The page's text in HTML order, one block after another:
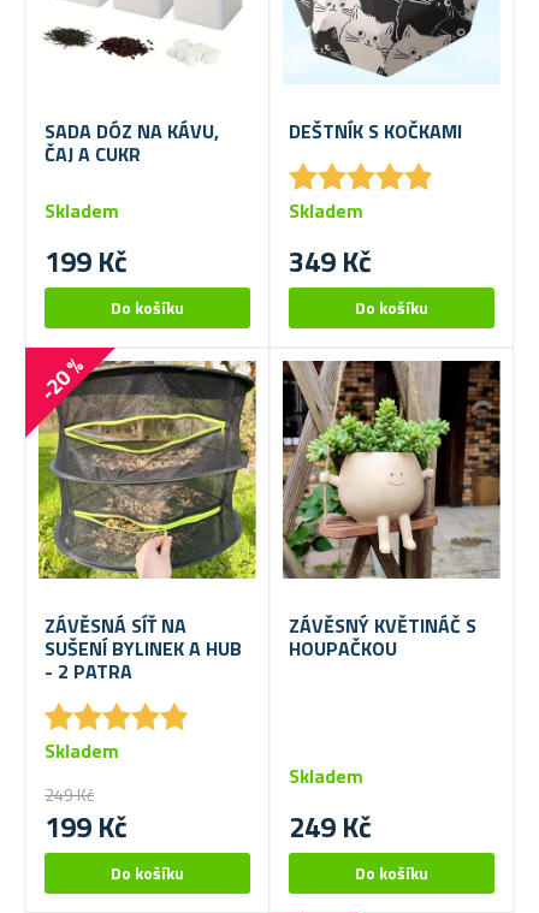
SADA DÓZ NA KÁVU,
ČAJ A CUKR
199 Kč
Skladem
DEŠTNÍK S KOČKAMI
★★★★★
★★★★★
349 Kč
Skladem
-20 %
ZÁVĚSNÁ SÍŤ NA
SUŠENÍ BYLINEK A HUB
- 2 PATRA
★★★★★
★★★★★
249 Kč
199 Kč
Skladem
ZÁVĚSNÝ KVĚTINÁČ S
HOUPAČKOU
249 Kč
Skladem